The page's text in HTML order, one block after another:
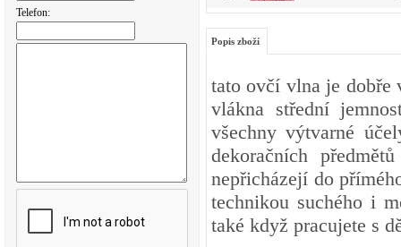
Telefon:
Popis zboží
tato ovčí vlna je dobře
vlákna střední
všechny výtvarné
dekoračních
nepřicházejí do
technikou suchého i
také když pracujete s